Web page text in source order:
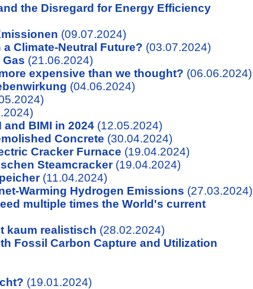
the Disregard for Energy Efficiency
(09.07.2024)
Climate-Neutral Future? (03.07.2024)
(21.06.2024)
expensive than we thought? (06.06.2024)
(04.06.2024)
and BIMI in 2024 (12.05.2024)
Concrete (30.04.2024)
Cracker Furnace (19.04.2024)
Steamcracker(19.04.2024)
(11.04.2024)
Warming Hydrogen Emissions (27.03.2024)
multiple times the World's current
kaum realistisch (28.02.2024)
Fossil Carbon Capture and Utilization
(19.01.2024)